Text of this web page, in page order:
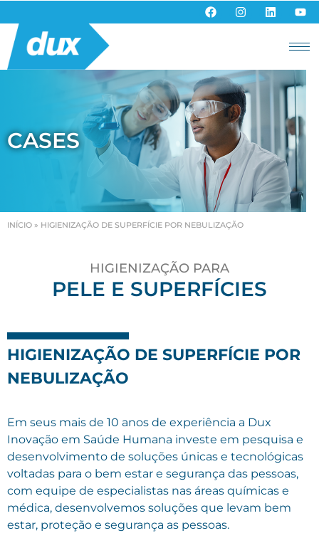
CASES
INÍCIO » HIGIENIZAÇÃO DE SUPERFÍCIE POR NEBULIZAÇÃO
HIGIENIZAÇÃO PARA
PELE E SUPERFÍCIES
HIGIENIZAÇÃO DE SUPERFÍCIE POR
NEBULIZAÇÃO
Em seus mais de 10 anos de experiência a Dux
Inovação em Saúde Humana investe em pesquisa e
desenvolvimento de soluções únicas e tecnológicas
voltadas para o bem estar e segurança das pessoas,
com equipe de especialistas nas áreas químicas e
médica, desenvolvemos soluções que levam bem
estar, proteção e segurança as pessoas.